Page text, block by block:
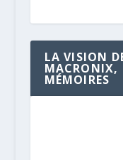
LA VISION
MACRONIX,
MÉMOIRES